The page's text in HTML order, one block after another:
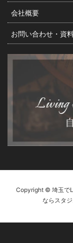
会社概要
お問い合わせ・資
Copyright © 埼玉で
ならスタ